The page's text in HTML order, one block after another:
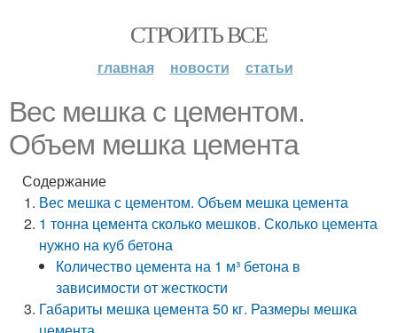
СТРОИТЬ ВСЕ
главная новости статьи
Вес мешка с цементом.
Объем мешка цемента
Содержание
Вес мешка с цементом. Объем мешка цемента
1 тонна цемента сколько мешков. Сколько цемента
нужно на куб бетона
Количество цемента на 1 м³ бетона в
зависимости от жесткости
Габариты мешка цемента 50 кг. Размеры мешка